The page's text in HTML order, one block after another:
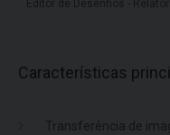
Editor de Desenhos -
Características
Transferência de